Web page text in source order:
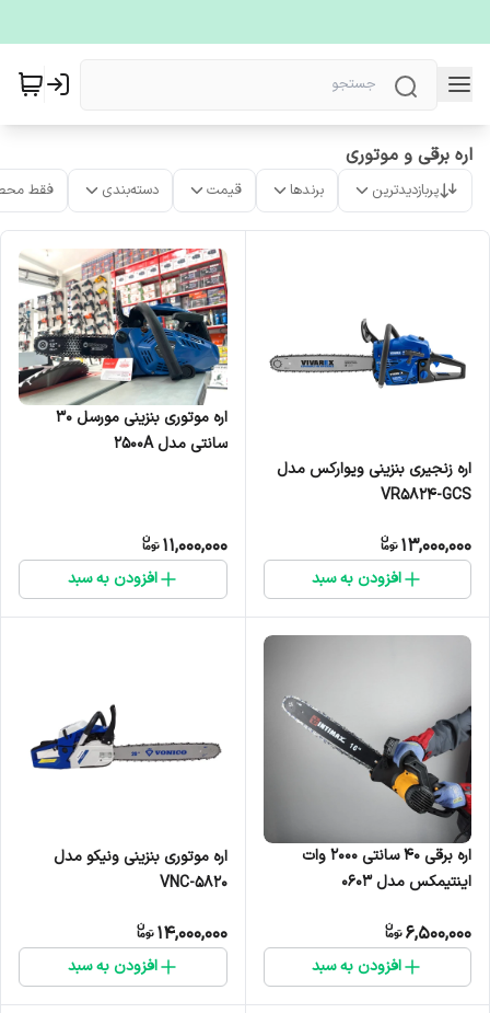
اره برقی و موتوری
پربازدیدترین برندها قیمت دسته‌بندی فقط
اره زنجیری بنزینی ویوارکس مدل
VR5824-GCS
13,000,000
افزودن به سبد
اره موتوری بنزینی مورسل ۳۰
سانتی مدل ۲۵۰۰A
11,000,000
افزودن به سبد
اره برقی ۴۰ سانتی ۲۰۰۰ وات
اینتیمکس مدل ۰۶۰۳
6,500,000
افزودن به سبد
اره موتوری بنزینی ونیکو مدل
VNC-5820
14,000,000
افزودن به سبد